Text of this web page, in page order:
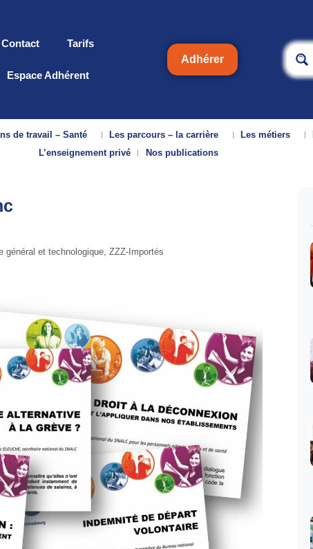
Contact Tarifs
Espace Adhérent
Adhérer
de travail – Santé Les parcours – la carrière Les métiers
L’enseignement privé
Nos publications
général et technologique, ZZZ-Importés